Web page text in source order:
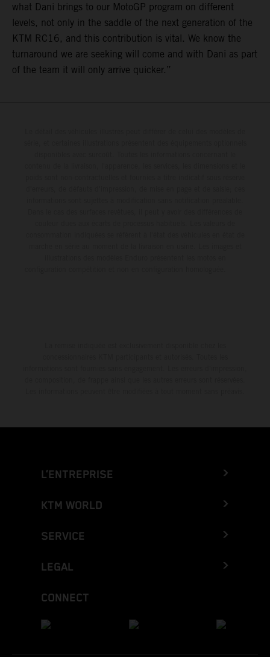
what Dani brings to our MotoGP program on different
levels, not only in the saddle of the next generation of the
KTM RC16, and this contribution is vital. We know the
turnaround we are seeking will come and with Dani as part
of the team it will only arrive quicker.”
L’ENTREPRISE
KTM WORLD
SERVICE
LEGAL
CONNECT